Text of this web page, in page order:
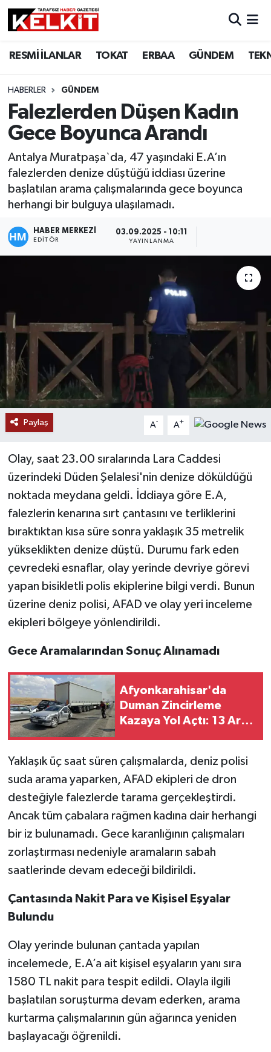
RESMİ İLANLAR TOKAT ERBAA GÜNDEM
HABERLER GÜNDEM
Falezlerden Düşen Kadın
Gece Boyunca Arandı
Antalya Muratpaşa`da, 47 yaşındaki E.A’ın
falezlerden denize düştüğü iddiası üzerine
başlatılan arama çalışmalarında gece boyunca
herhangi bir bulguya ulaşılamadı.
HABER MERKEZİ
EDITÖR
03.09.2025 - 10:11
YAYINLANMA
Paylaş A- A+
Olay, saat 23.00 sıralarında Lara Caddesi
üzerindeki Düden Şelalesi'nin denize döküldüğü
noktada meydana geldi. İddiaya göre E.A,
falezlerin kenarına sırt çantasını ve terliklerini
bıraktıktan kısa süre sonra yaklaşık 35 metrelik
yükseklikten denize düştü. Durumu fark eden
çevredeki esnaflar, olay yerinde devriye görevi
yapan bisikletli polis ekiplerine bilgi verdi. Bunun
üzerine deniz polisi, AFAD ve olay yeri inceleme
ekipleri bölgeye yönlendirildi.
Gece Aramalarından Sonuç Alınamadı
Afyonkarahisar'da
Duman Zincirleme
Kazaya Yol Açtı: 13 Araç
Yaklaşık üç saat süren çalışmalarda, deniz polisi
suda arama yaparken, AFAD ekipleri de dron
desteğiyle falezlerde tarama gerçekleştirdi.
Ancak tüm çabalara rağmen kadına dair herhangi
bir iz bulunamadı. Gece karanlığının çalışmaları
zorlaştırması nedeniyle aramaların sabah
saatlerinde devam edeceği bildirildi.
Çantasında Nakit Para ve Kişisel Eşyalar
Bulundu
Olay yerinde bulunan çantada yapılan
incelemede, E.A’a ait kişisel eşyaların yanı sıra
1580 TL nakit para tespit edildi. Olayla ilgili
başlatılan soruşturma devam ederken, arama
kurtarma çalışmalarının gün ağarınca yeniden
başlayacağı öğrenildi.